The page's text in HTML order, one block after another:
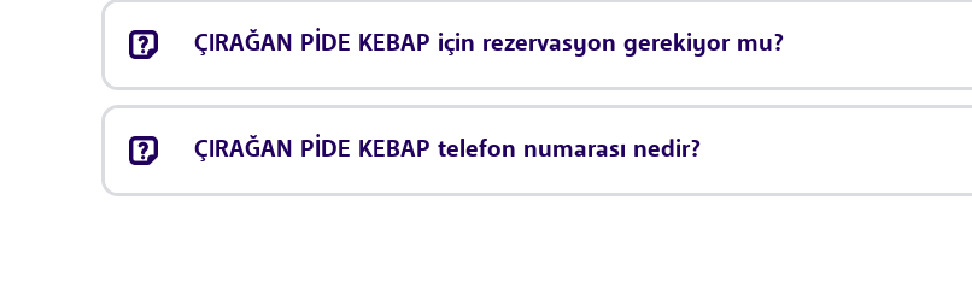
ÇIRAĞAN PİDE KEBAP için rezervasyon gerekiyor mu?
ÇIRAĞAN PİDE KEBAP telefon numarası nedir?